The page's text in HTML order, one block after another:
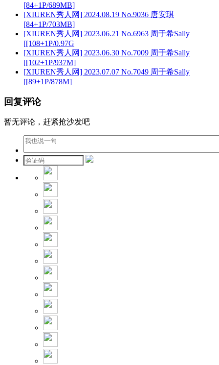
[84+1P/689MB]
[XIUREN秀人网] 2024.08.19 No.9036 唐安琪
[84+1P/703MB]
[XIUREN秀人网] 2023.06.21 No.6963 周于希Sally
[[108+1P/0.97G
[XIUREN秀人网] 2023.06.30 No.7009 周于希Sally
[[102+1P/937M]
[XIUREN秀人网] 2023.07.07 No.7049 周于希Sally
[[89+1P/878M]
回复评论
暂无评论，赶紧抢沙发吧